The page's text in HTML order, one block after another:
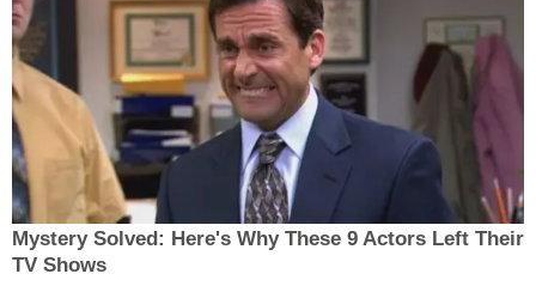
Mystery Solved: Here's Why These 9 Actors Left Their
TV Shows